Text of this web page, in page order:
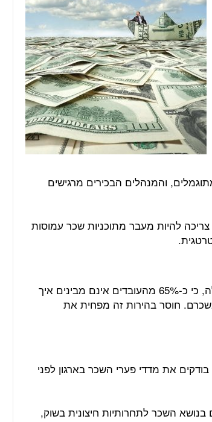
והמנהלים הבכירים מרגישים
להיות מעבר מתוכניות שכר עמוסות
ממחקר שנערך השנה (2026) על ידי גרטנר עולה, כי כ-65% מהעובדים אינם מבינים איך
חוסר בהירות זה מפחית את
כי כ-72% מהטלנטים בודקים את מדדי פערי השכר בארגון לפני
בנושא השכר לתחרותיות חיצונית בשוק,